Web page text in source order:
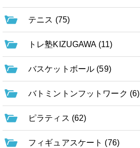
テニス (75)
トレ塾KIZUGAWA (11)
バスケットボール (59)
バトミントンフットワーク (6)
ピラティス (62)
フィギュアスケート (76)